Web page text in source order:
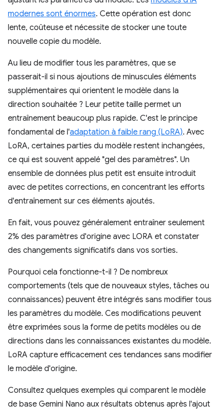
modernes sont énormes. Cette opération est donc
lente, coûteuse et nécessite de stocker une toute
nouvelle copie du modèle.
Au lieu de modifier tous les paramètres, que se
passerait-il si nous ajoutions de minuscules éléments
supplémentaires qui orientent le modèle dans la
direction souhaitée ? Leur petite taille permet un
entraînement beaucoup plus rapide. C'est le principe
fondamental de l'adaptation à faible rang (LoRA). Avec
LoRA, certaines parties du modèle restent inchangées,
ce qui est souvent appelé "gel des paramètres". Un
ensemble de données plus petit est ensuite introduit
avec de petites corrections, en concentrant les efforts
d'entraînement sur ces éléments ajoutés.
En fait, vous pouvez généralement entraîner seulement
2% des paramètres d'origine avec LORA et constater
des changements significatifs dans vos sorties.
Pourquoi cela fonctionne-t-il ? De nombreux
comportements (tels que de nouveaux styles, tâches ou
connaissances) peuvent être intégrés sans modifier tous
les paramètres du modèle. Ces modifications peuvent
être exprimées sous la forme de petits modèles ou de
directions dans les connaissances existantes du modèle.
LoRA capture efficacement ces tendances sans modifier
le modèle d'origine.
Consultez quelques exemples qui comparent le modèle
de base Gemini Nano aux résultats obtenus après l'ajout